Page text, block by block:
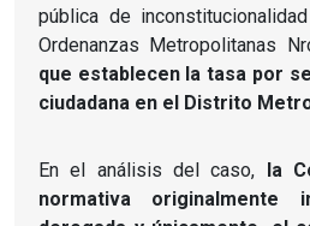
pública de
Ordenanzas Metropolitanas
que establecen la tasa por
ciudadana en el Distrito
En el análisis del caso, la
normativa originalmente